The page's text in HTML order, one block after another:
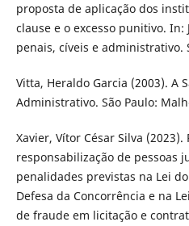
proposta de aplicação dos
clause e o excesso punitivo. In:
penais, cíveis e administrativo.
Vitta, Heraldo Garcia (2003). A
Administrativo. São Paulo:
Xavier, Vítor César Silva (2023).
responsabilização de pessoas
penalidades previstas na Lei
Defesa da Concorrência e na
de fraude em licitação e